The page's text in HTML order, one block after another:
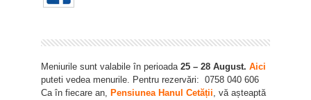
Meniurile sunt valabile în perioada 25 – 28 August. Aici
puteti vedea menurile. Pentru rezervări: 0758 040 606
Ca în fiecare an, Pensiunea Hanul Cetății, vă așteaptă